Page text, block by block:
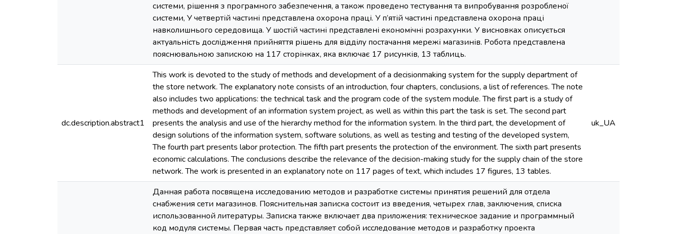
системи, рішення з програмного забезпечення, а також проведено тестування та випробування розробленої
системи, У четвертій частині представлена охорона праці. У п’ятій частині представлена охорона праці
навколишнього середовища. У шостій частині представлені економічні розрахунки. У висновках описується
актуальність дослідження прийняття рішень для відділу постачання мережі магазинів. Робота представлена
пояснювальною запискою на 117 сторінках, яка включає 17 рисунків, 13 таблиць.
dc.description.abstract1
This work is devoted to the study of methods and development of a decisionmaking system for the supply department of
the store network. The explanatory note consists of an introduction, four chapters, conclusions, a list of references. The note
also includes two applications: the technical task and the program code of the system module. The first part is a study of
methods and development of an information system project, as well as within this part the task is set. The second part
presents the analysis and use of the hierarchy method for the information system. In the third part, the development of
design solutions of the information system, software solutions, as well as testing and testing of the developed system,
The fourth part presents labor protection. The fifth part presents the protection of the environment. The sixth part presents
economic calculations. The conclusions describe the relevance of the decision-making study for the supply chain of the store
network. The work is presented in an explanatory note on 117 pages of text, which includes 17 figures, 13 tables.
uk_UA
Данная работа посвящена исследованию методов и разработке системы принятия решений для отдела
снабжения сети магазинов. Пояснительная записка состоит из введения, четырех глав, заключения, списка
использованной литературы. Записка также включает два приложения: техническое задание и программный
код модуля системы. Первая часть представляет собой исследование методов и разработку проекта